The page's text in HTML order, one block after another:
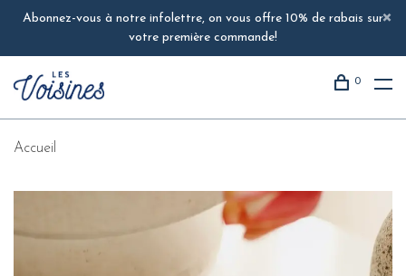
Abonnez-vous à notre infolettre, on vous offre 10% de rabais sur
votre première commande!
0
Accueil